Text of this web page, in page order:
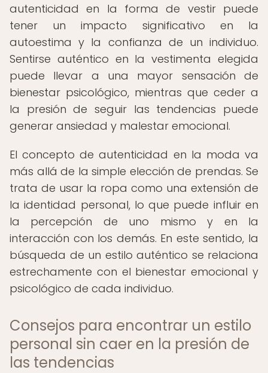
autenticidad en la forma de vestir puede
tener un impacto significativo en la
autoestima y la confianza de un individuo.
Sentirse auténtico en la vestimenta elegida
puede llevar a una mayor sensación de
bienestar psicológico, mientras que ceder a
la presión de seguir las tendencias puede
generar ansiedad y malestar emocional.
El concepto de autenticidad en la moda va
más allá de la simple elección de prendas. Se
trata de usar la ropa como una extensión de
la identidad personal, lo que puede influir en
la percepción de uno mismo y en la
interacción con los demás. En este sentido, la
búsqueda de un estilo auténtico se relaciona
estrechamente con el bienestar emocional y
psicológico de cada individuo.
Consejos para encontrar un estilo
personal sin caer en la presión de
las tendencias